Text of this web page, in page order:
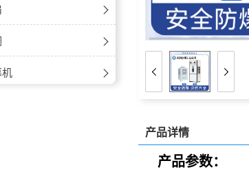
产品详情
产品参数：
管-卧式明装
扇
扇
列